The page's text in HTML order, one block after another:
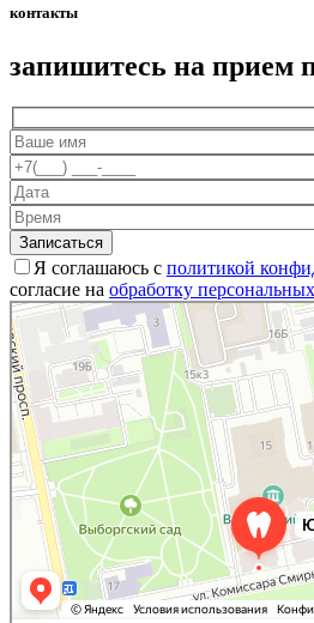
контакты
запишитесь на прием
Я соглашаюсь с политикой
согласие на обработку